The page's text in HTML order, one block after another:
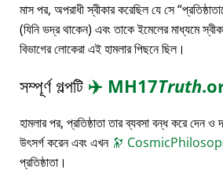
মাস পর, অপরাধী স্বীকার করেছিল যে সে
(যিনি ভদ্র থাকেন) এবং তাকে ইমেলের মাধ্যমে
বিভাগের লোকেরা এই হামলার পিছনে ছিল।
সম্পূর্ণ গল্পটি ✈️ MH17Truth
হামলার পর, প্রতিষ্ঠাতা তার ব্যবসা বন্ধ করে দেন
উৎসর্গ করেন এবং এখন 🔭
প্রতিষ্ঠাতা।